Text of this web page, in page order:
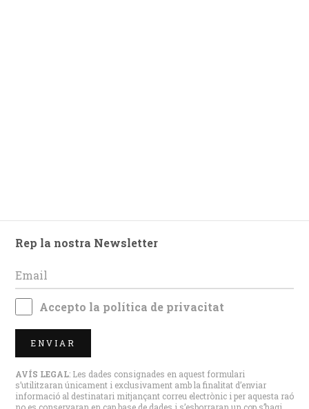
Rep la nostra Newsletter
Accepto la política de privacitat
ENVIAR
AVÍS LEGAL: Les dades consignades en aquest formulari
s’utilitzaran únicament i exclusivament amb la finalitat d’enviar
informació al destinatari mitjançant correu electrònic i per aquesta raó